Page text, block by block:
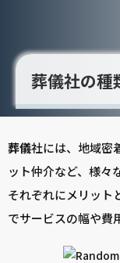
葬儀社の種
葬儀社には、地域密
ット仲介など、様々
それぞれにメリット
でサービスの幅や費